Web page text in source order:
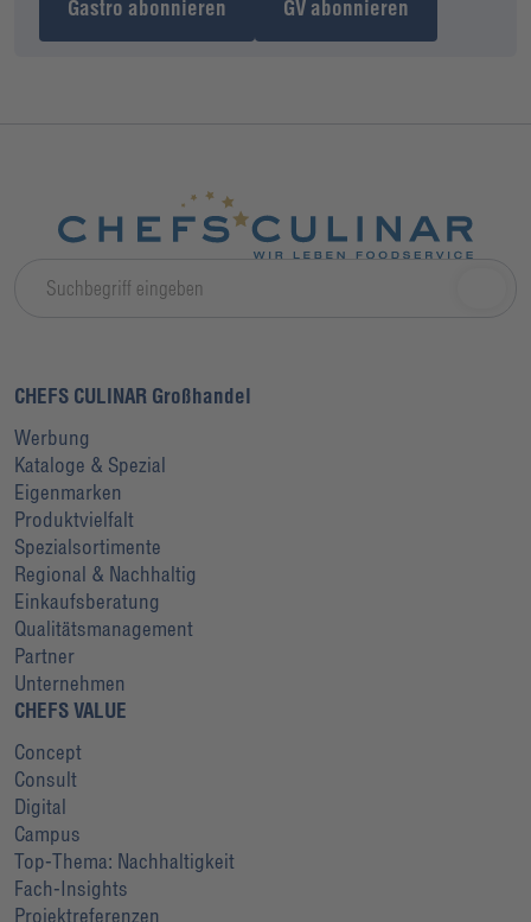
Gastro abonnieren GV abonnieren
CHEFS CULINAR Großhandel
Werbung
Kataloge & Spezial
Eigenmarken
Produktvielfalt
Spezialsortimente
Regional & Nachhaltig
Einkaufsberatung
Qualitätsmanagement
Partner
Unternehmen
CHEFS VALUE
Concept
Consult
Digital
Campus
Top-Thema: Nachhaltigkeit
Fach-Insights
Projektreferenzen